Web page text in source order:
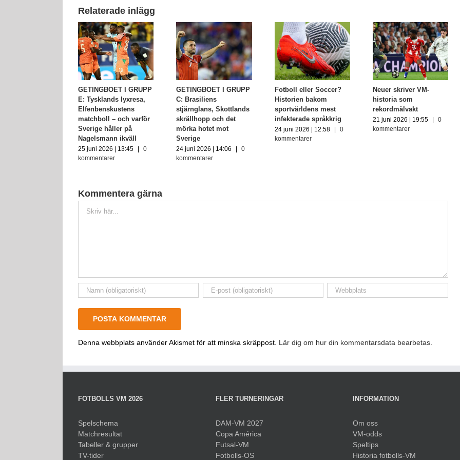
Relaterade inlägg
GETINGBOET I GRUPP
E: Tysklands lyxresa,
Elfenbenskustens
matchboll – och varför
Sverige håller på
Nagelsmann ikväll
25 juni 2026 | 13:45 |
0
kommentarer
GETINGBOET I GRUPP
C: Brasiliens
stjärnglans, Skottlands
skrällhopp och det
mörka hotet mot
Sverige
24 juni 2026 | 14:06 |
0
kommentarer
Fotboll eller Soccer?
Historien bakom
sportvärldens mest
infekterade språkkrig
24 juni 2026 | 12:58 |
0
kommentarer
Neuer skriver VM-
historia som
rekordmålvakt
21 juni 2026 | 19:55 |
0
kommentarer
Kommentera gärna
Denna webbplats använder Akismet för att minska skräppost. Lär dig om hur din kommentarsdata bearbetas
FOTBOLLS VM 2026
Spelschema
Matchresultat
Tabeller & grupper
TV-tider
FLER TURNERINGAR
DAM-VM 2027
Copa América
Futsal-VM
Fotbolls-OS
INFORMATION
Om oss
VM-odds
Speltips
Historia fotbolls-VM